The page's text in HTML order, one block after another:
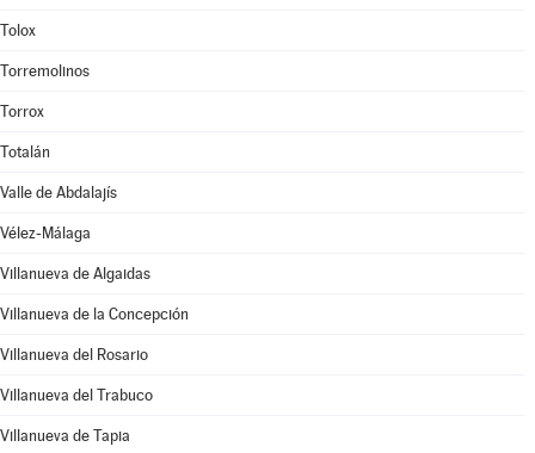
Tolox
Torremolinos
Torrox
Totalán
Valle de Abdalajís
Vélez-Málaga
Villanueva de Algaidas
Villanueva de la Concepción
Villanueva del Rosario
Villanueva del Trabuco
Villanueva de Tapia